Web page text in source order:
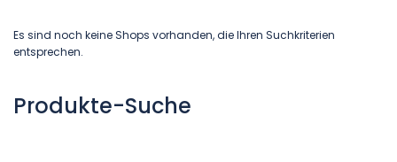
Es sind noch keine Shops vorhanden, die Ihren Suchkriterien
entsprechen.
Produkte-Suche